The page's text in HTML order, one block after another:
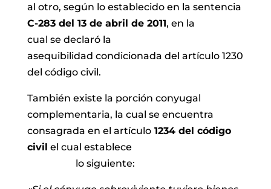
al otro, según lo establecido en la sentencia
C-283 del 13 de abril de 2011, en la
cual se declaró la
asequibilidad condicionada del artículo 1230
del código civil.
También existe la porción conyugal
complementaria, la cual se encuentra
consagrada en el artículo1234 del código
civil el cual establece
lo siguiente: